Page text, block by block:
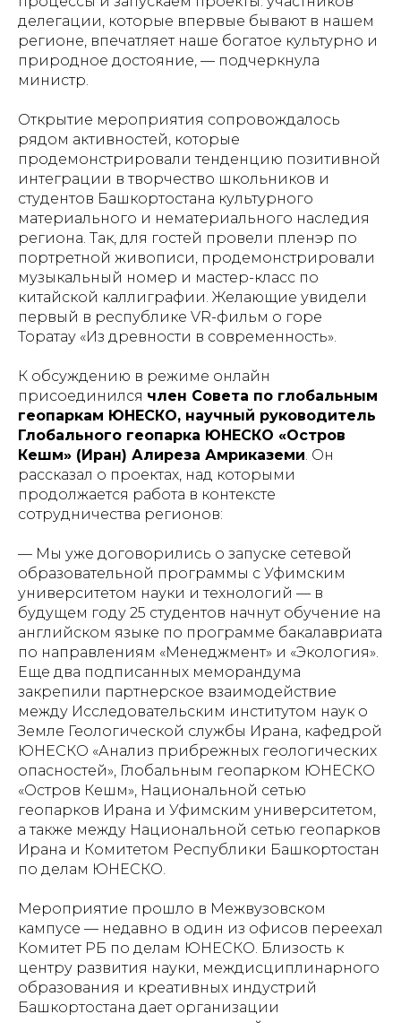
делегации, которые впервые бывают в нашем
регионе, впечатляет наше богатое культурно и
природное достояние, — подчеркнула
министр.
Открытие мероприятия сопровождалось
рядом активностей, которые
продемонстрировали тенденцию позитивной
интеграции в творчество школьников и
студентов Башкортостана культурного
материального и нематериального наследия
региона. Так, для гостей провели пленэр по
портретной живописи, продемонстрировали
музыкальный номер и мастер-класс по
китайской каллиграфии. Желающие увидели
первый в республике VR-фильм о горе
Торатау «Из древности в современность».
К обсуждению в режиме онлайн
присоединился член Совета по глобальным
геопаркам ЮНЕСКО, научный руководитель
Глобального геопарка ЮНЕСКО «Остров
Кешм» (Иран) Алиреза Амриказеми. Он
рассказал о проектах, над которыми
продолжается работа в контексте
сотрудничества регионов:
— Мы уже договорились о запуске сетевой
образовательной программы с Уфимским
университетом науки и технологий — в
будущем году 25 студентов начнут обучение на
английском языке по программе бакалавриата
по направлениям «Менеджмент» и «Экология».
Еще два подписанных меморандума
закрепили партнерское взаимодействие
между Исследовательским институтом наук о
Земле Геологической службы Ирана, кафедрой
ЮНЕСКО «Анализ прибрежных геологических
опасностей», Глобальным геопарком ЮНЕСКО
«Остров Кешм», Национальной сетью
геопарков Ирана и Уфимским университетом,
а также между Национальной сетью геопарков
Ирана и Комитетом Республики Башкортостан
по делам ЮНЕСКО.
Мероприятие прошло в Межвузовском
кампусе — недавно в один из офисов переехал
Комитет РБ по делам ЮНЕСКО. Близость к
центру развития науки, междисциплинарного
образования и креативных индустрий
Башкортостана дает организации